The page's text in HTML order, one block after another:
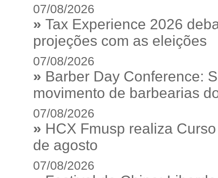
07/08/2026
» Tax Experience 2026
projeções com as eleições
07/08/2026
» Barber Day Conference:
movimento de barbearias
07/08/2026
» HCX Fmusp realiza
de agosto
07/08/2026